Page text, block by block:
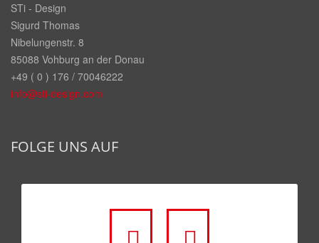
STi - Design
Sigurd Thomas
Nibelungenstr. 8
85088 Vohburg an der Donau
+49 ( 0 ) 176 / 70046222
info@sti-design.com
FOLGE UNS AUF